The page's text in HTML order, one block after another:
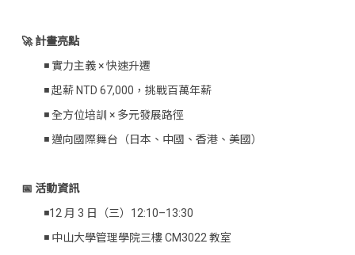
🚀 計畫亮點
◾ 實力主義 × 快速升遷
◾ 起薪 NTD 67,000，挑戰百萬年薪
◾ 全方位培訓 × 多元發展路徑
◾ 邁向國際舞台（日本、中國、香港、美國）
📅 活動資訊
◾12 月 3 日（三）12:10–13:30
◾ 中山大學管理學院三樓 CM3022 教室